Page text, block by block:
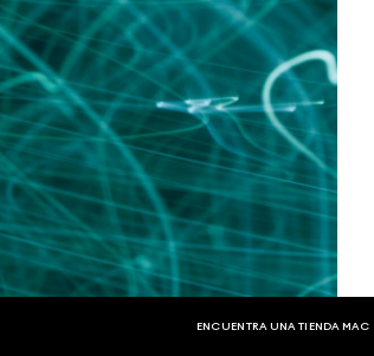
ENCUENTRA UNA TIENDA MAC